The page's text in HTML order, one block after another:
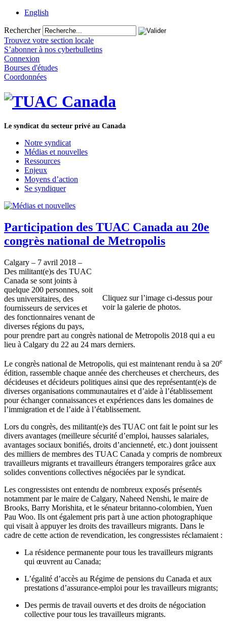
English
Rechercher
Trouvez votre section locale
S’abonner à nos cyberbulletins
Connexion
Bourses d'études
Coordonnées
Le syndicat du secteur privé au Canada
Notre syndicat
Médias et nouvelles
Ressources
Enjeux
Moyens d’action
Se syndiquer
Participation des TUAC Canada au 20e
congrès national de Metropolis
Cliquez sur l’image ci-dessus pour
voir la galerie de photos.
Calgary – 7 avril 2018 –
Des militant(e)s des TUAC
Canada se sont joints à
quelque 200 personnes, soit
des universitaires, des
fournisseurs de services et
des fonctionnaires venant de
diverses régions du pays,
pour prendre part au congrès national de Metropolis 2018 qui a eu
lieu à Calgary du 22 au 24 mars derniers.
Le congrès national de Metropolis, qui est maintenant rendu à sa 20e
édition, rassemble chaque année des chercheuses et chercheurs, des
décideuses et décideurs politiques ainsi que des représentant(e)s de
diverses organisations communautaires et d’aide à l’établissement
pour échanger connaissances et expériences dans les domaines de
l’immigration et de l’aide à l’établissement.
Lors du congrès, des militant(e)s des TUAC ont fait le point sur les
divers avantages (meilleure sécurité d’emploi, hausses salariales,
avantages sociaux bonifiés, droits d’ancienneté, etc.) dont jouissent
des milliers de membres des TUAC Canada y compris de nombreux
travailleurs migrants et travailleurs étrangers temporaires grâce aux
solides conventions collectives négociées par le syndicat.
Les congressistes ont entendu de nombreux exposés présentés
notamment par le maire de Calgary, Naheed Nenshi, le maire de
Brooks, Barry Morishita, et le sénateur britanno-colombien, Yuen
Pau Woo. Ils ont également pris part à une action photographique
qui visait à appuyer les droits des travailleurs migrants. Dans le
cadre de cette action de revendication, les congressistes réclamaient :
La résidence permanente pour tous les travailleurs migrants
qui œuvrent au Canada;
L’égalité d’accès au Régime de pensions du Canada et aux
prestations d’assurance-emploi pour les travailleurs migrants;
Des permis de travail ouverts et des droits de négociation
collective pour tous les travailleurs migrants.